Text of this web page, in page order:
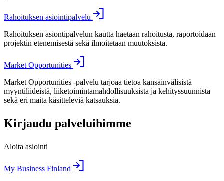
Rahoituksen asiointipalvelu
Rahoituksen asiontipalvelun kautta haetaan rahoitusta, raportoidaan
projektin etenemisestä sekä ilmoitetaan muutoksista.
Market Opportunities
Market Opportunities -palvelu tarjoaa tietoa kansainvälisistä
myyntiliideistä, liiketoimintamahdollisuuksista ja kehityssuunnista
sekä eri maita käsitteleviä katsauksia.
Kirjaudu palveluihimme
Aloita asiointi
My Business Finland